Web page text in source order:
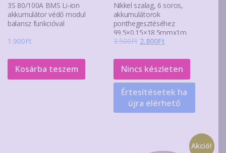
3S 80/100A BMS Li-ion
akkumulátor védő modul
balansz funkcióval
1.900Ft
Kosárba teszem
Nikkel szalag, 6 soros,
akkumulátorok
ponthegesztéséhez
99.5×0.15×18.5mmx1m
3.500Ft Original
was:
3.500Ft.
2.800FtCurrent
is:
2.800Ft.
Nincs készleten
Értesítésetek ha
újra elérhető
Akció!